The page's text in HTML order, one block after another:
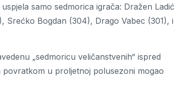
samo sedmorica igrača: Dražen Ladić
Bogdan (304), Drago Vabec (301), i
„sedmoricu veličanstvenih“ ispred
povratkom u proljetnoj polusezoni mogao